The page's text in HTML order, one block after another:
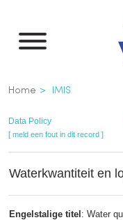
naar
inhoud
gaan
Kruimelpad
Home IMIS
Data Policy
[ meld een fout in dit record ]
Waterkwantiteit en
Engelstalige titel : Water